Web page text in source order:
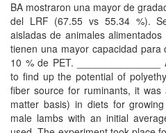
BA mostraron una mayor de
del LRF (67.55 vs 55.34 %).
aisladas de animales
tienen una mayor capacidad
10 % de PET. _______________
to find up the potential of
fiber source for ruminants, it
matter basis) in diets for
male lambs with an initial